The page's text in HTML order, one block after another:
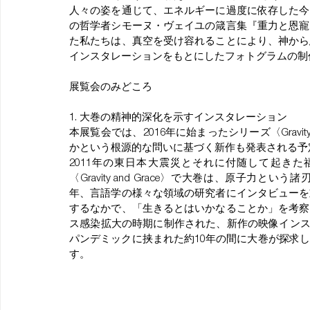
人々の姿を通じて、エネルギーに過度に依存した
の哲学者シモーヌ・ヴェイユの箴言集『重力と恩
た私たちは、真空を受け容れることにより、神か
インスタレーションをもとにしたフォトグラムの
展覧会のみどころ
1. 大巻の精神的深化を示すインスタレーション
本展覧会では、2016年に始まったシリーズ〈
かという根源的な問いに基づく新作も発表される
2011年の東日本大震災とそれに付随して起き
〈Gravity and Grace〉で大巻は、原子力という
年、言語学の様々な領域の研究者にインタビュー
するなかで、「生きるとはいかなることか」を考
ス感染拡大の時期に制作された、新作の映像イン
パンデミックに挟まれた約10年の間に大巻が探求
す。